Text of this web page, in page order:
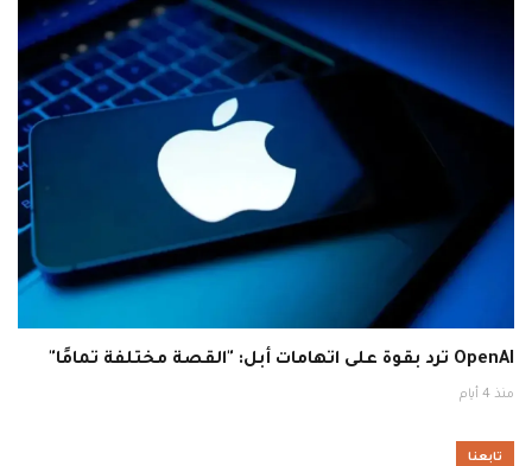
OpenAI ترد بقوة على اتهامات أبل: "القصة مختلفة تمامًا"
منذ 4 أيام
تابعنا